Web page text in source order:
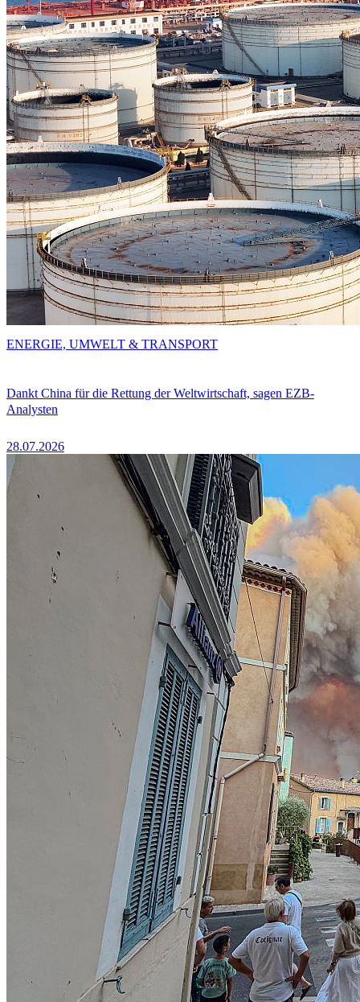
Dankt China für die Rettung der Weltwirtschaft, sagen EZB-
Analysten
28.07.2026
ENERGIE, UMWELT & TRANSPORT